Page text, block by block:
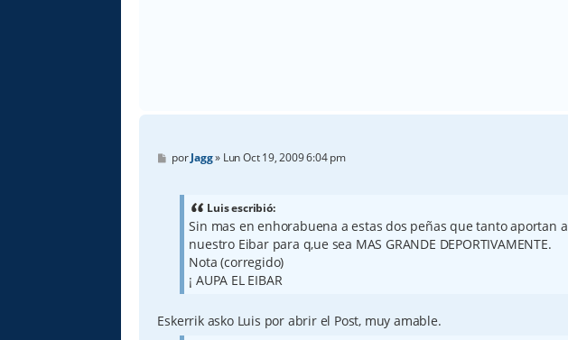
M
e
porJagg» Lun Oct 19, 2009 6:04 pm
Luis escribió:
Sin mas en enhorabuena a estas dos peñas que tanto aportan a
nuestro Eibar para q,ue sea MAS GRANDE DEPORTIVAMENTE.
Nota (corregido)
¡ AUPA EL EIBAR
Eskerrik asko Luis por abrir el Post, muy amable.